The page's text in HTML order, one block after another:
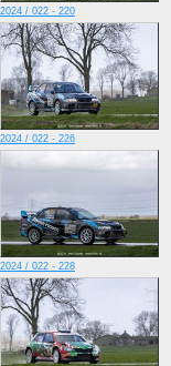
2024 / 022 - 220
2024 / 022 - 226
2024 / 022 - 228